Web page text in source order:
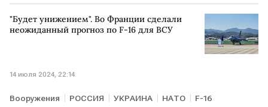
"Будет унижением". Во Франции сделали
неожиданный прогноз по F-16 для ВСУ
14 июля 2024, 22:14
Вооружения РОССИЯ УКРАИНА НАТО F-16